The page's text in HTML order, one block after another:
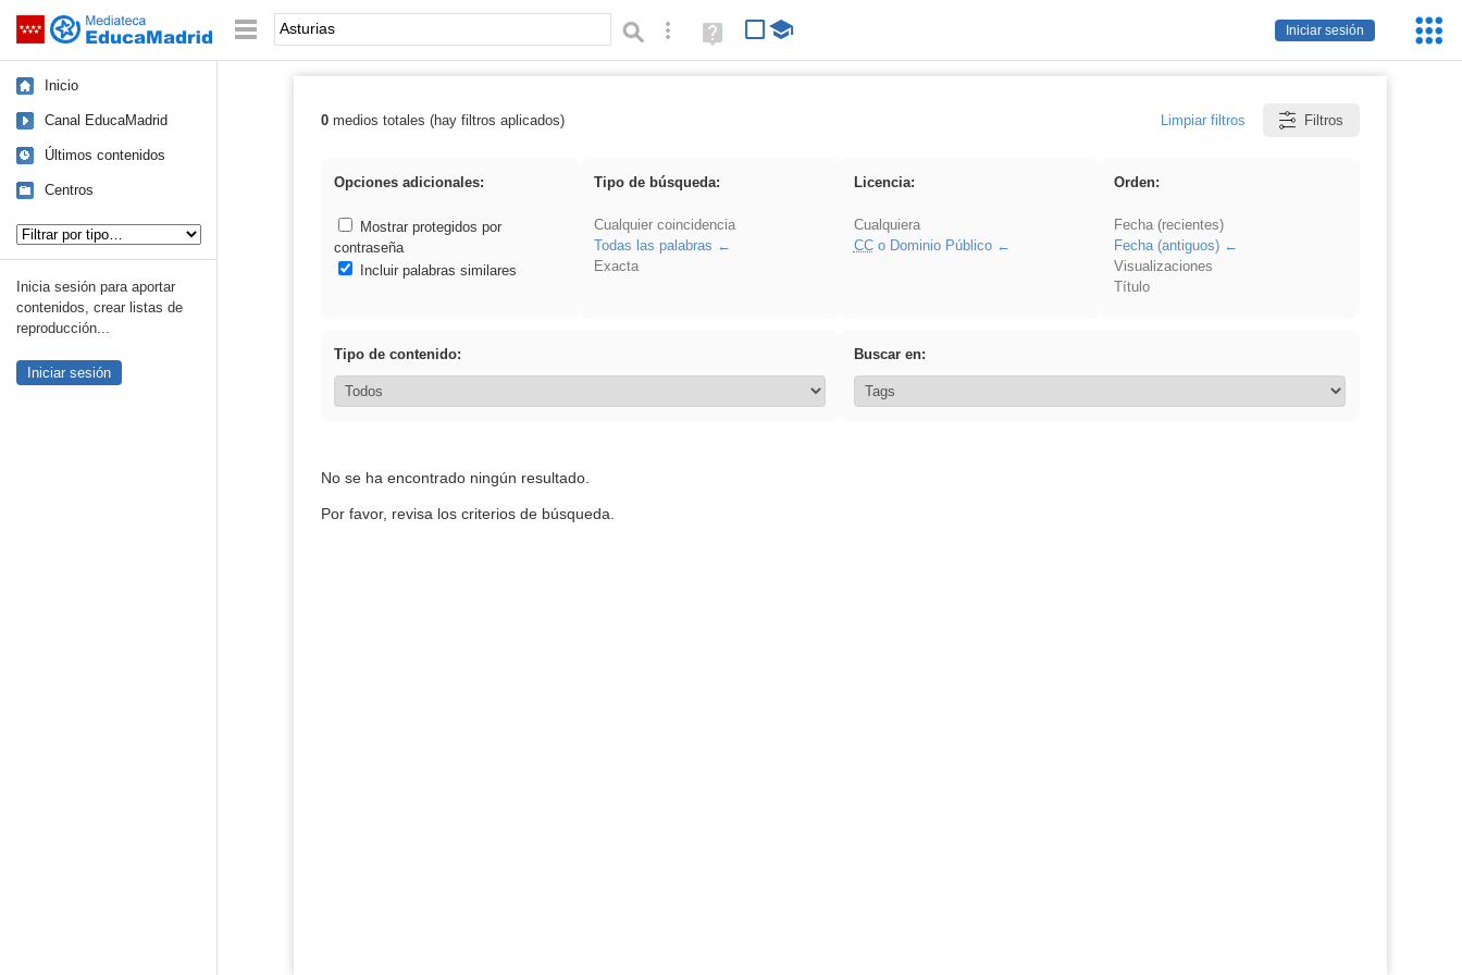
Saltar navegación
Iniciar sesión
Palabra o frase: Búsqueda avanzada
Ayuda
(en
Inicio
Canal EducaMadrid
Últimos contenidos
Centros
Inicia sesión para aportar
contenidos, crear listas de
reproducción...
Iniciar sesión
Resultados de: Asturias
0medios totales (hay filtros aplicados) Limpiar filtros Filtros
Opciones adicionales:
Mostrar protegidos por
contraseña
Incluir palabras similares
Tipo de búsqueda:
Cualquier coincidencia
Todas las palabras
Exacta
Licencia:
Cualquiera
CCo Dominio Público
Orden:
Fecha (recientes)
Fecha (antiguos)
Visualizaciones
Título
Tipo de contenido: Buscar en:
No se ha encontrado ningún resultado.
Por favor, revisa los criterios de búsqueda.